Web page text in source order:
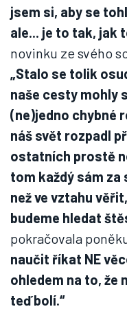
jsem si, aby se
ale... je to tak, jak
novinku ze svého
„Stalo se tolik
naše cesty mohly
(ne)jedno chybné
náš svět rozpadl
ostatních prostě
tom každý sám za
než ve vztahu
budeme hledat
pokračovala
naučit říkat NE
ohledem na to, že
teď bolí.“